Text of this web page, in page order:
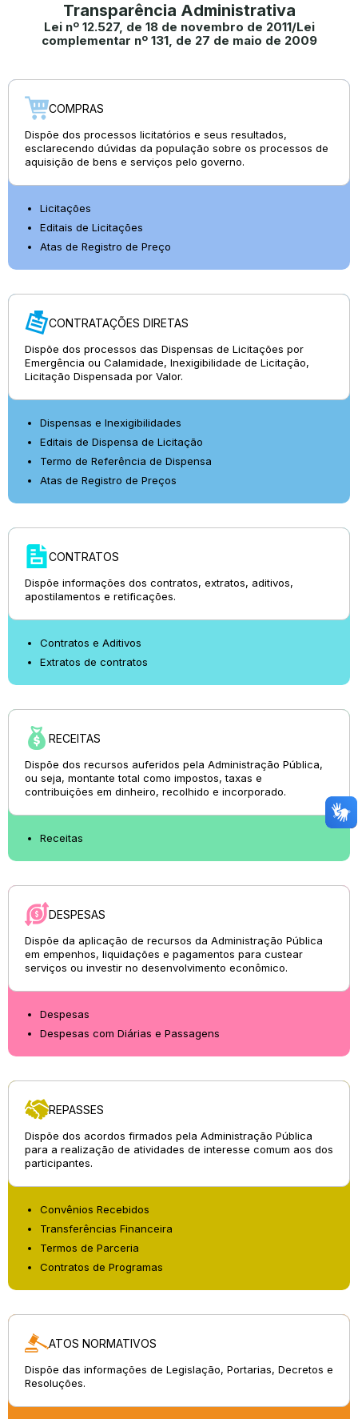
Transparência Administrativa
Lei nº 12.527, de 18 de novembro de 2011/Lei
complementar nº 131, de 27 de maio de 2009
COMPRAS
Dispõe dos processos licitatórios e seus resultados,
esclarecendo dúvidas da população sobre os processos de
aquisição de bens e serviços pelo governo.
Licitações
Editais de Licitações
Atas de Registro de Preço
CONTRATAÇÕES DIRETAS
Dispõe dos processos das Dispensas de Licitações por
Emergência ou Calamidade, Inexigibilidade de Licitação,
Licitação Dispensada por Valor.
Dispensas e Inexigibilidades
Editais de Dispensa de Licitação
Termo de Referência de Dispensa
Atas de Registro de Preços
CONTRATOS
Dispõe informações dos contratos, extratos, aditivos,
apostilamentos e retificações.
Contratos e Aditivos
Extratos de contratos
RECEITAS
Dispõe dos recursos auferidos pela Administração Pública,
ou seja, montante total como impostos, taxas e
contribuições em dinheiro, recolhido e incorporado.
Receitas
DESPESAS
Dispõe da aplicação de recursos da Administração Pública
em empenhos, liquidações e pagamentos para custear
serviços ou investir no desenvolvimento econômico.
Despesas
Despesas com Diárias e Passagens
REPASSES
Dispõe dos acordos firmados pela Administração Pública
para a realização de atividades de interesse comum aos dos
participantes.
Convênios Recebidos
Transferências Financeira
Termos de Parceria
Contratos de Programas
ATOS NORMATIVOS
Dispõe das informações de Legislação, Portarias, Decretos e
Resoluções.